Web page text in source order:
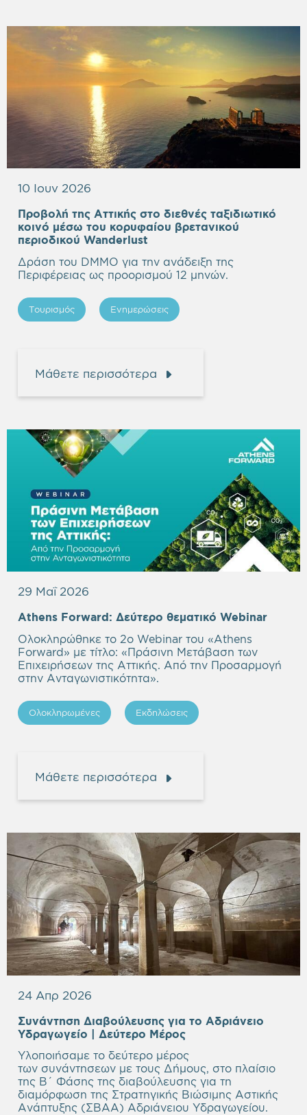
10 Ιουν 2026
Προβολή της Αττικής στο διεθνές ταξιδιωτικό
κοινό μέσω του κορυφαίου βρετανικού
περιοδικού Wanderlust
Δράση του DMMO για την ανάδειξη της
Περιφέρειας ως προορισμού 12 μηνών.
Τουρισμός Ενημερώσεις
Μάθετε περισσότερα
29 Μαΐ 2026
Athens Forward: Δεύτερο θεματικό Webinar
Ολοκληρώθηκε το 2ο Webinar του «Athens
Forward» με τίτλο: «Πράσινη Μετάβαση των
Επιχειρήσεων της Αττικής. Από την Προσαρμογή
στην Ανταγωνιστικότητα».
Ολοκληρωμένες Εκδηλώσεις
Μάθετε περισσότερα
24 Απρ 2026
Συνάντηση Διαβούλευσης για το Αδριάνειο
Υδραγωγείο
| Δεύτερο Μέρος
Υλοποιήσαμε το δεύτερο μέρος
των συνάντησεων με τους Δήμους, στο πλαίσιο
της Β΄ Φάσης της διαβούλευσης για τη
διαμόρφωση της Στρατηγικής Βιώσιμης Αστικής
Ανάπτυξης (ΣΒΑΑ) Αδριάνειου Υδραγωγείου.